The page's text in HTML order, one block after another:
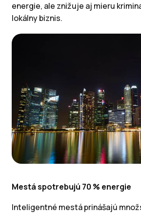
energie, ale znižuje aj mieru
lokálny biznis.
Mestá spotrebujú 70 % energie
Inteligentné mestá prinášajú